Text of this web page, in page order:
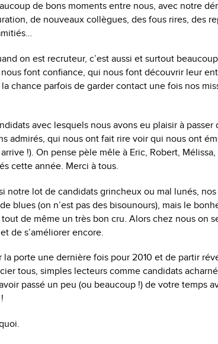
de bons moments entre nous, avec notre
de nouveaux collègues, des fous rires, des
on est recruteur, c’est aussi et surtout
font confiance, qui nous font découvrir leur
chance parfois de garder contact une fois nos
avec lesquels nous avons eu plaisir à passer
admirés, qui nous ont fait rire voir qui nous ont
!). On pense pèle mêle à Eric, Robert,
cette année. Merci à tous.
notre lot de candidats grincheux ou mal lunés, nos
blues (on n’est pas des bisounours), mais le
de même un très bon cru. Alors chez nous on
de s’améliorer encore.
la porte une dernière fois pour 2010 et de partir
tous, simples lecteurs comme candidats
passé un peu (ou beaucoup !) de votre temps